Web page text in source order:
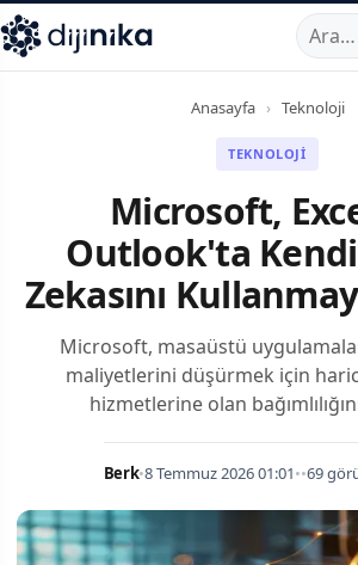
,Marmara Mahallesi,Beylikdüzü34520
Anasayfa › Teknoloji
TEKNOLOJI
Microsoft,
Outlook'ta
Zekasını
Microsoft, masaüstü
maliyetlerini düşürmek için
hizmetlerine olan
Berk•8 Temmuz 2026 01:01••69